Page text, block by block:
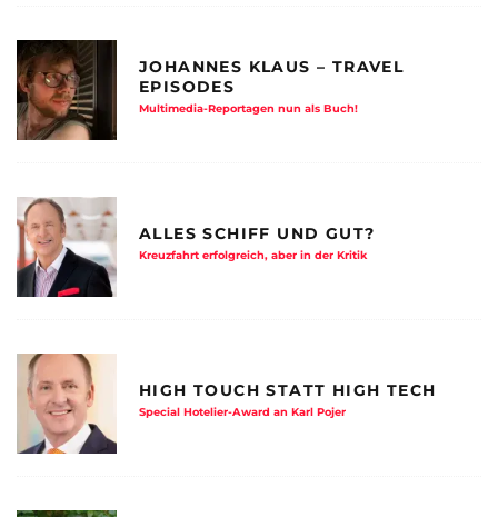
JOHANNES KLAUS – TRAVEL
EPISODES
Multimedia-Reportagen nun als Buch!
ALLES SCHIFF UND GUT?
Kreuzfahrt erfolgreich, aber in der Kritik
HIGH TOUCH STATT HIGH TECH
Special Hotelier-Award an Karl Pojer